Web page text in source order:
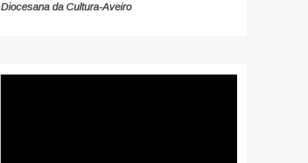
Diocesana da Cultura-Aveiro